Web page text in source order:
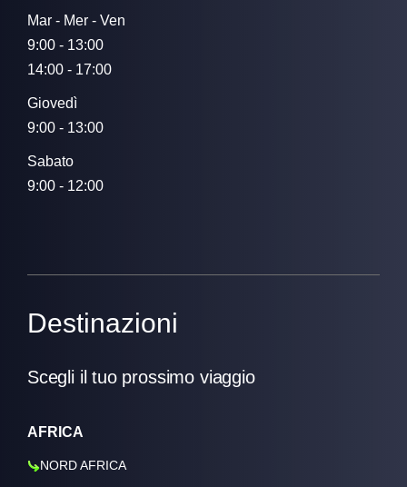
Mar - Mer - Ven
9:00 - 13:00
14:00 - 17:00
Giovedì
9:00 - 13:00
Sabato
9:00 - 12:00
Destinazioni
Scegli il tuo prossimo viaggio
AFRICA
NORD AFRICA